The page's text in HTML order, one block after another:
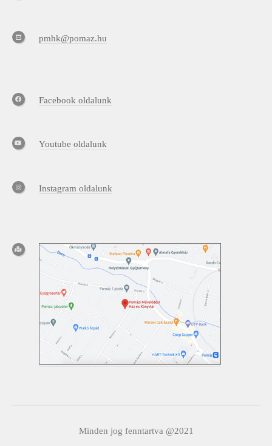
pmhk@pomaz.hu
Facebook oldalunk
Youtube oldalunk
Instagram oldalunk
Minden jog fenntartva @2021